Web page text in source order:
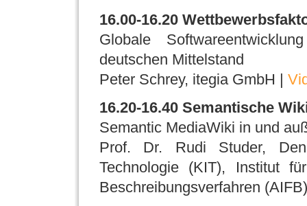
16.00-16.20
Globale
deutschen Mittelstand
Peter Schrey, itegia GmbH |
16.20-16.40 Semantische
Semantic MediaWiki in und
Prof. Dr. Rudi Studer,
Technologie (KIT), Institut
Beschreibungsverfahren